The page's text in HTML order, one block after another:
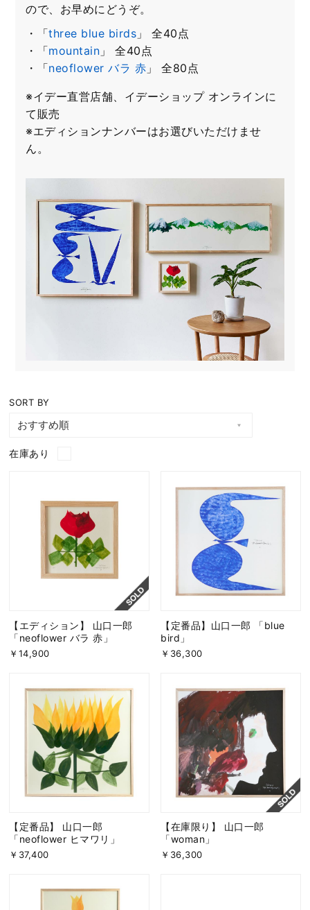
ので、お早めにどうぞ。
・「three blue birds 」 全40点
・「mountain 」 全40点
・「neoflower バラ 赤 」 全80点
※イデー直営店舗、イデーショップ オンラインに
て販売
※エディションナンバーはお選びいただけませ
ん。
SORT BY
在庫あり
【エディション】 山口一郎
「neoflower バラ 赤」
￥14,900
【定番品】山口一郎 「blue
bird」
￥36,300
【定番品】 山口一郎
「neoflower ヒマワリ」
￥37,400
【在庫限り】 山口一郎
「woman」
￥36,300